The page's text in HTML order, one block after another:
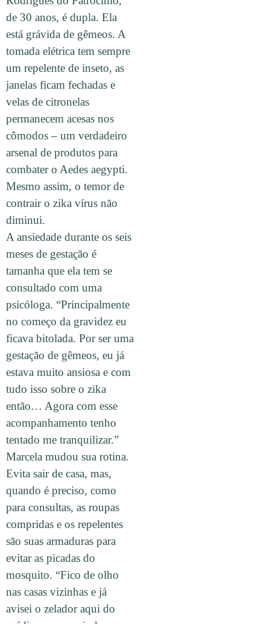
de 30 anos, é dupla. Ela
está grávida de gêmeos. A
tomada elétrica tem sempre
um repelente de inseto, as
janelas ficam fechadas e
velas de citronelas
permanecem acesas nos
cômodos – um verdadeiro
arsenal de produtos para
combater o Aedes aegypti.
Mesmo assim, o temor de
contrair o zika vírus não
diminui.
A ansiedade durante os seis
meses de gestação é
tamanha que ela tem se
consultado com uma
psicóloga. “Principalmente
no começo da gravidez eu
ficava bitolada. Por ser uma
gestação de gêmeos, eu já
estava muito ansiosa e com
tudo isso sobre o zika
então… Agora com esse
acompanhamento tenho
tentado me tranquilizar.”
Marcela mudou sua rotina.
Evita sair de casa, mas,
quando é preciso, como
para consultas, as roupas
compridas e os repelentes
são suas armaduras para
evitar as picadas do
mosquito. “Fico de olho
nas casas vizinhas e já
avisei o zelador aqui do